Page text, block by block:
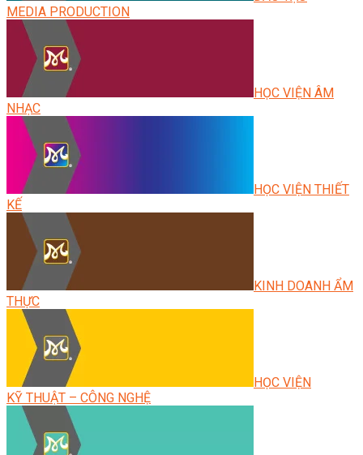
MEDIA PRODUCTION
HỌC VIỆN ÂM
NHẠC
HỌC VIỆN THIẾT
KẾ
KINH DOANH ẨM
THỰC
HỌC VIỆN
KỸ THUẬT – CÔNG NGHỆ